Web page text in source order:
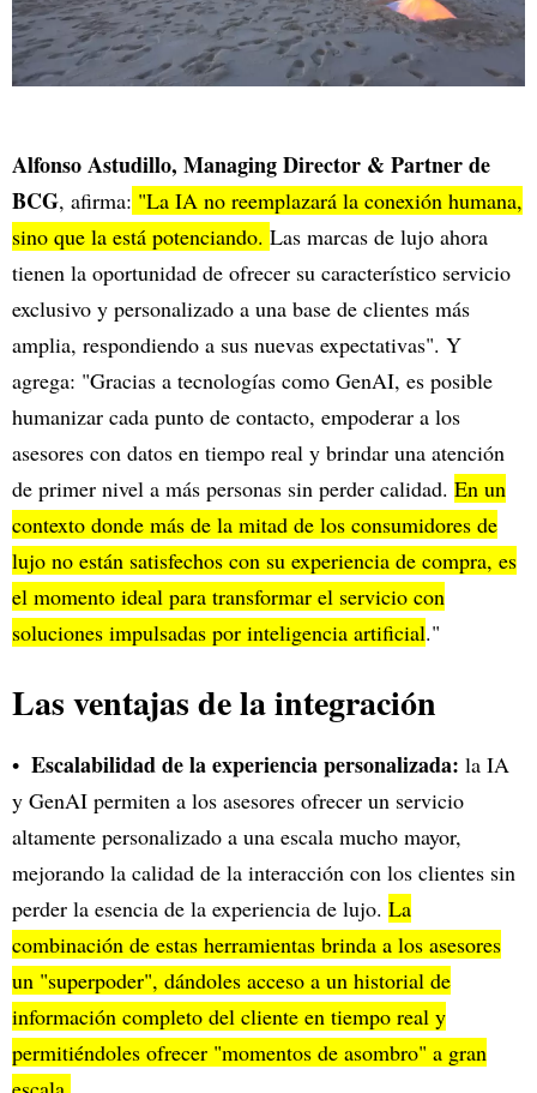
Alfonso Astudillo, Managing Director & Partner de
BCG, afirma: "La IA no reemplazará la conexión humana,
sino que la está potenciando. Las marcas de lujo ahora
tienen la oportunidad de ofrecer su característico servicio
exclusivo y personalizado a una base de clientes más
amplia, respondiendo a sus nuevas expectativas". Y
agrega: "Gracias a tecnologías como GenAI, es posible
humanizar cada punto de contacto, empoderar a los
asesores con datos en tiempo real y brindar una atención
de primer nivel a más personas sin perder calidad. En un
contexto donde más de la mitad de los consumidores de
lujo no están satisfechos con su experiencia de compra, es
el momento ideal para transformar el servicio con
soluciones impulsadas por inteligencia artificial."
Las ventajas de la integración
Escalabilidad de la experiencia personalizada: la IA
y GenAI permiten a los asesores ofrecer un servicio
altamente personalizado a una escala mucho mayor,
mejorando la calidad de la interacción con los clientes sin
perder la esencia de la experiencia de lujo. La
combinación de estas herramientas brinda a los asesores
un "superpoder", dándoles acceso a un historial de
información completo del cliente en tiempo real y
permitiéndoles ofrecer "momentos de asombro" a gran